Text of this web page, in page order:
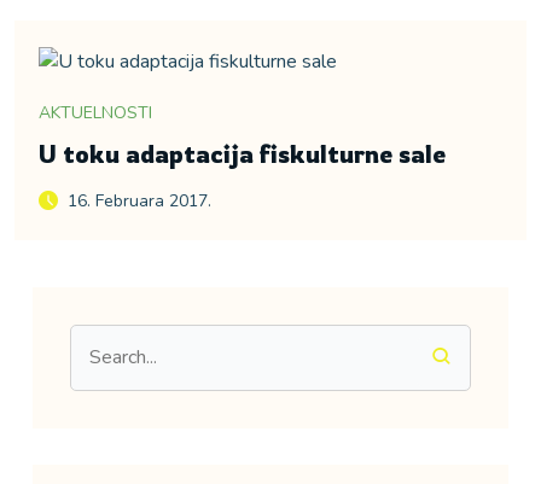
AKTUELNOSTI
U toku adaptacija fiskulturne sale
16. Februara 2017.